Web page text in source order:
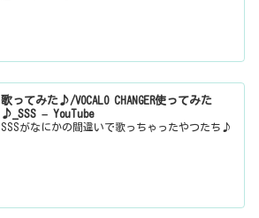
歌ってみた♪/VOCALO CHANGER使ってみた
♪_SSS – YouTube
SSSがなにかの間違いで歌っちゃったやつたち♪